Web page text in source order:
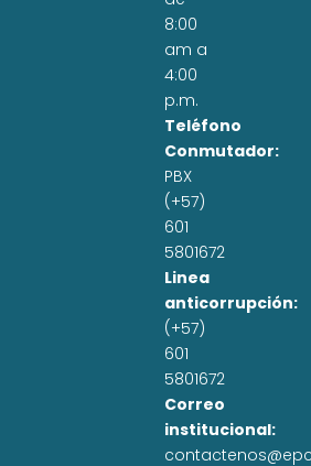
8:00
am a
4:00
p.m.
Teléfono
Conmutador:
PBX
(+57)
601
5801672
Linea
anticorrupción:
(+57)
601
5801672
Correo
institucional: